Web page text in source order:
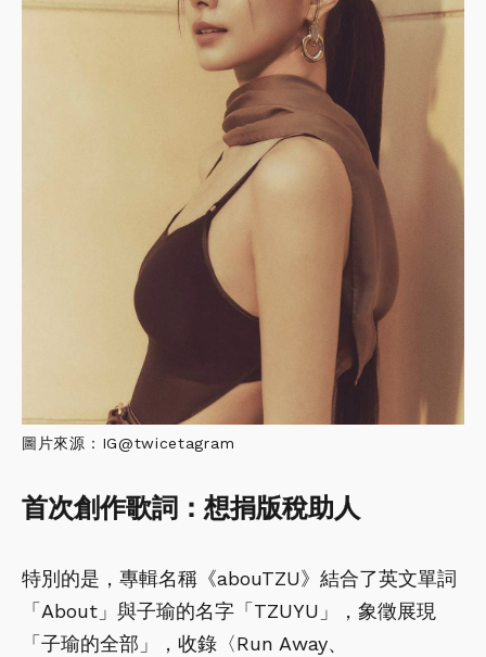
圖片來源：IG@twicetagram
首次創作歌詞：想捐版稅助人
特別的是，專輯名稱《abouTZU》結合了英文單詞
「About」與子瑜的名字「TZUYU」，象徵展現
「子瑜的全部」，收錄〈Run Away、